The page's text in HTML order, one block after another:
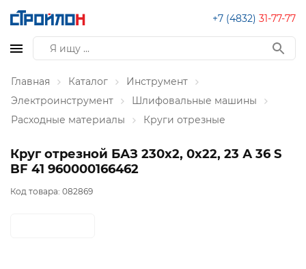
+7 (4832) 31-77-77
Главная Каталог
Инструмент
Электроинструмент
Шлифовальные машины
Расходные материалы
Круги отрезные
Круг отрезной БАЗ 230х2, 0х22, 23 А 36 S
BF 41 960000166462
Код товара: 082869